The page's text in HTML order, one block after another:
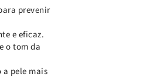
prevenir
e eficaz.
o tom da
pele mais